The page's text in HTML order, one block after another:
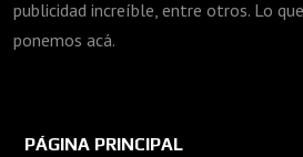
publicidad increíble, entre otros. Lo
ponemos acá.
PÁGINA PRINCIPAL